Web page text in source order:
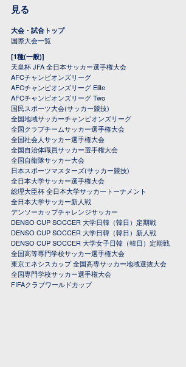
見る
大会・試合トップ
国際大会一覧
[1種(一般)]
天皇杯 JFA 全日本サッカー選手権大会
AFCチャンピオンズリーグ
AFCチャンピオンズリーグ Elite
AFCチャンピオンズリーグ Two
国民スポーツ大会(サッカー競技)
全国地域サッカーチャンピオンズリーグ
全国クラブチームサッカー選手権大会
全国社会人サッカー選手権大会
全国自治体職員サッカー選手権大会
全国自衛隊サッカー大会
日本スポーツマスターズ(サッカー競技)
全日本大学サッカー選手権大会
総理大臣杯 全日本大学サッカートーナメント
全日本大学サッカー新人戦
デンソーカップチャレンジサッカー
DENSO CUP SOCCER 大学日韓（韓日）定期戦
DENSO CUP SOCCER 大学日韓（韓日）新人戦
DENSO CUP SOCCER 大学女子日韓（韓日）定期戦
全国高等専門学校サッカー選手権大会
東京エネシスカップ 全国高専サッカー地域選抜大会
全国専門学校サッカー選手権大会
FIFAクラブワールドカップ